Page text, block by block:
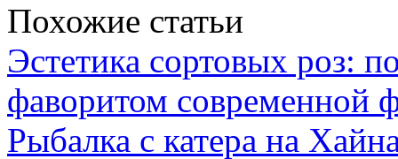
Похожие статьи
Эстетика сортовых роз:
фаворитом современной
Рыбалка с катера на